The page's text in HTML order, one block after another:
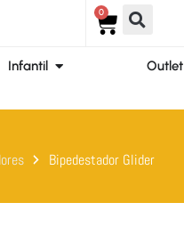
0
Carrito
Infantil Abrir Infantil Outlet
Bipedestador Glider